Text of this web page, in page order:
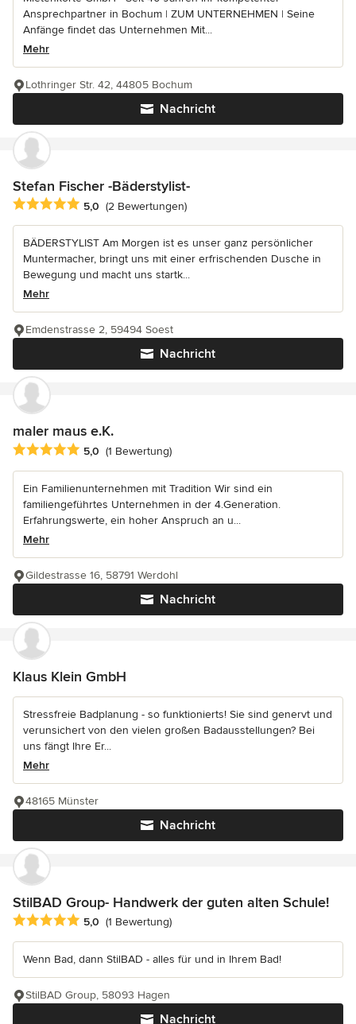
Ansprechpartner in Bochum | ZUM UNTERNEHMEN | Seine
Anfänge findet das Unternehmen Mit...
Mehr
Nachricht
Lothringer Str. 42, 44805 Bochum
Stefan Fischer -Bäderstylist-
Durchschnittliche Bewertung: 5 von 5 Sternen
5,0 (2 Bewertungen)
BÄDERSTYLIST Am Morgen ist es unser ganz persönlicher
Muntermacher, bringt uns mit einer erfrischenden Dusche in
Bewegung und macht uns startk...
Mehr
Nachricht
Emdenstrasse 2, 59494 Soest
maler maus e.K.
Durchschnittliche Bewertung: 5 von 5 Sternen
5,0 (1 Bewertung)
Ein Familienunternehmen mit Tradition Wir sind ein
familiengeführtes Unternehmen in der 4.Generation.
Erfahrungswerte, ein hoher Anspruch an u...
Mehr
Nachricht
Gildestrasse 16, 58791 Werdohl
Klaus Klein GmbH
Stressfreie Badplanung - so funktionierts! Sie sind genervt und
verunsichert von den vielen großen Badausstellungen? Bei
uns fängt Ihre Er...
Mehr
Nachricht
48165 Münster
StilBAD Group- Handwerk der guten alten Schule!
Durchschnittliche Bewertung: 5 von 5 Sternen
5,0 (1 Bewertung)
Wenn Bad, dann StilBAD - alles für und in Ihrem Bad!
Nachricht
StilBAD Group, 58093 Hagen